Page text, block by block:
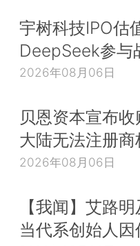
宇树科技IPO估
DeepSeek参与
2026年08月06日
贝恩资本宣布
大陆无法注册
2026年08月06日
【我闻】艾路
当代系创始人